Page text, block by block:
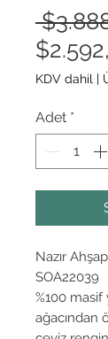
KDV dahil |
Adet *
Nazır
SOA22039
%100 masif
ağacından